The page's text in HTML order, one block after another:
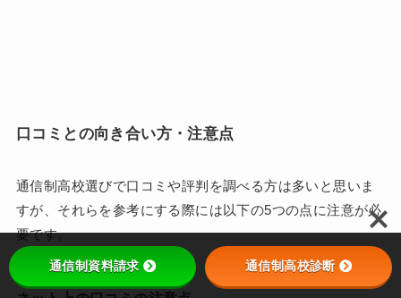
口コミとの向き合い方・注意点
通信制高校選びで口コミや評判を調べる方は多いと思いま
すが、それらを参考にする際には以下の5つの点に注意が必
要です。
通信制資料請求 通信制高校診断